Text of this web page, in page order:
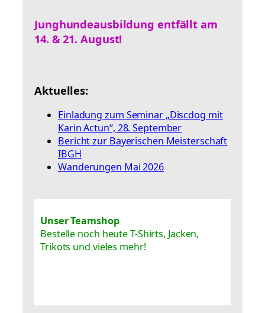
Junghundeausbildung entfällt am
14. & 21. August!
Aktuelles:
Einladung zum Seminar „Discdog mit
Karin Actun“, 28. September
Bericht zur Bayerischen Meisterschaft
IBGH
Wanderungen Mai 2026
Unser Teamshop
Bestelle noch heute T-Shirts, Jacken,
Trikots und vieles mehr!